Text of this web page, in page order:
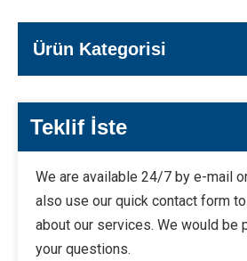
Ürün Kategorisi
Teklif İste
We are available 24/7 by e-mail
also use our quick contact form
about our services. We would be
your questions.